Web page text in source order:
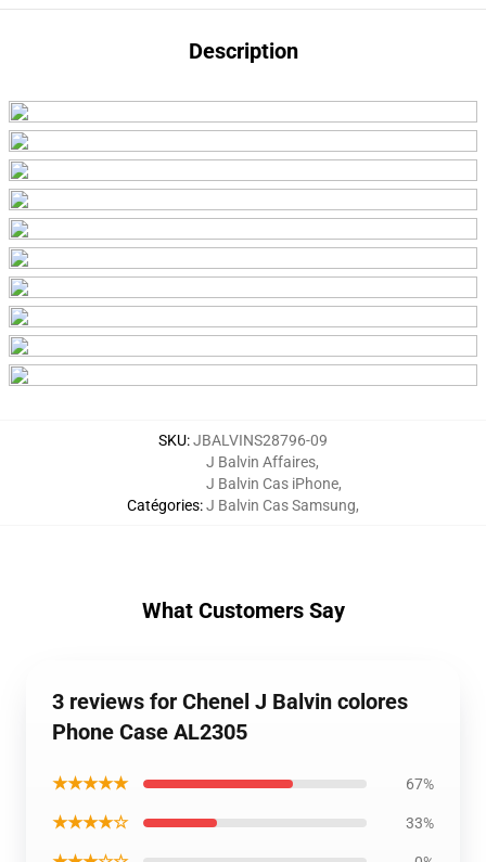
Description
SKU:JBALVINS28796-09
Catégories:
J Balvin Affaires,
J Balvin Cas iPhone,
J Balvin Cas Samsung,
What Customers Say
3 reviews for Chenel J Balvin colores
Phone Case AL2305
★★★★★ 67%
★★★★☆ 33%